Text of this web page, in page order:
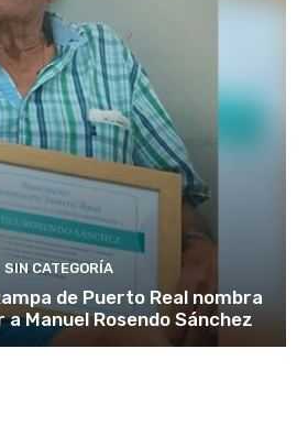
SIN CATEGORÍA
de Puerto Real nombra
a Manuel Rosendo Sánchez